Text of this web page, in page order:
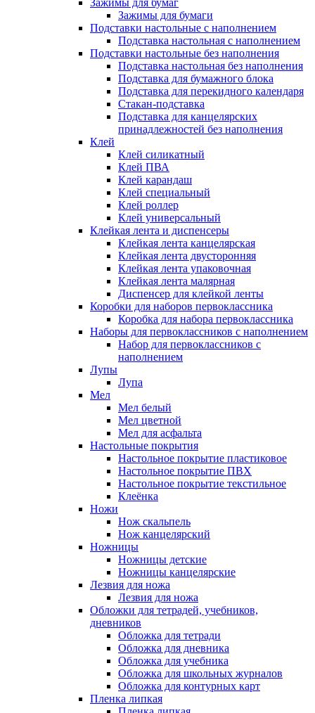
Зажимы для бумаг
Зажимы для бумаги
Подставки настольные с наполнением
Подставка настольная с наполнением
Подставки настольные без наполнения
Подставка настольная без наполнения
Подставка для бумажного блока
Подставка для перекидного календаря
Стакан-подставка
Подставка для канцелярских
принадлежностей без наполнения
Клей
Клей силикатный
Клей ПВА
Клей карандаш
Клей специальный
Клей роллер
Клей универсальный
Клейкая лента и диспенсеры
Клейкая лента канцелярская
Клейкая лента двусторонняя
Клейкая лента упаковочная
Клейкая лента малярная
Диспенсер для клейкой ленты
Коробки для наборов первоклассника
Коробка для набора первоклассника
Наборы для первоклассников с наполнением
Набор для первоклассников с
наполнением
Лупы
Лупа
Мел
Мел белый
Мел цветной
Мел для асфальта
Настольные покрытия
Настольное покрытие пластиковое
Настольное покрытие ПВХ
Настольное покрытие текстильное
Клеёнка
Ножи
Нож скальпель
Нож канцелярский
Ножницы
Ножницы детские
Ножницы канцелярские
Лезвия для ножа
Лезвия для ножа
Обложки для тетрадей, учебников,
дневников
Обложка для тетради
Обложка для дневника
Обложка для учебника
Обложка для школьных журналов
Обложка для контурных карт
Пленка липкая